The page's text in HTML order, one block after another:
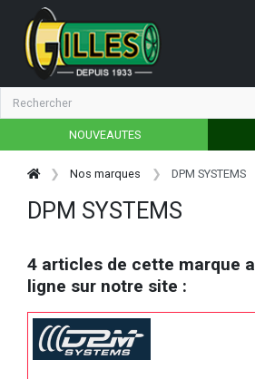
NOUVEAUTES
Nos marques DPM SYSTEMS
DPM SYSTEMS
4 articles de cette marque
ligne sur notre site :